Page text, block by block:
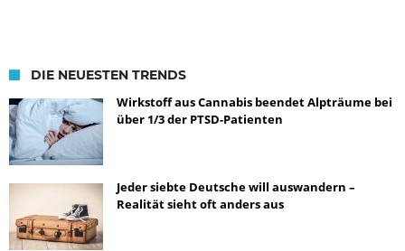
DIE NEUESTEN TRENDS
Wirkstoff aus Cannabis beendet Alpträume bei
über 1/3 der PTSD-Patienten
Jeder siebte Deutsche will auswandern –
Realität sieht oft anders aus